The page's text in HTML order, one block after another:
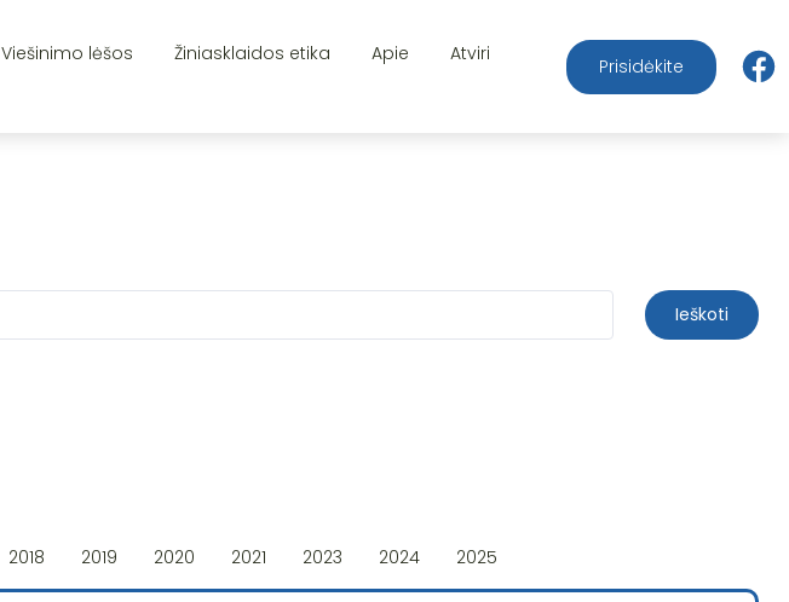
Viešinimo lėšos Žiniasklaidos etika Apie
Atviri
Prisidėkite
Ieškoti
2018 2019 2020 2021 2023 2024 2025